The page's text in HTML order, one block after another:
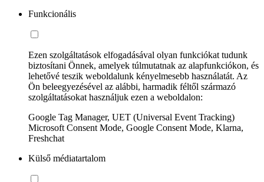
Funkcionális
Ezen szolgáltatások elfogadásával olyan funkciókat tudunk
biztosítani Önnek, amelyek túlmutatnak az alapfunkciókon, és
lehetővé teszik weboldalunk kényelmesebb használatát. Az
Ön beleegyezésével az alábbi, harmadik féltől származó
szolgáltatásokat használjuk ezen a weboldalon:
Google Tag Manager, UET (Universal Event Tracking)
Microsoft Consent Mode, Google Consent Mode, Klarna,
Freshchat
Külső médiatartalom